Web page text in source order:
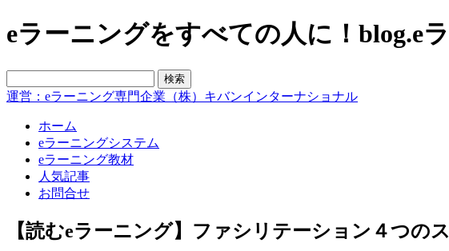
eラーニングをすべての人に！blog.e
運営：eラーニング専門企業（株）キバンインターナショナル
ホーム
eラーニングシステム
eラーニング教材
人気記事
お問合せ
【読むeラーニング】ファシリテーション４つの